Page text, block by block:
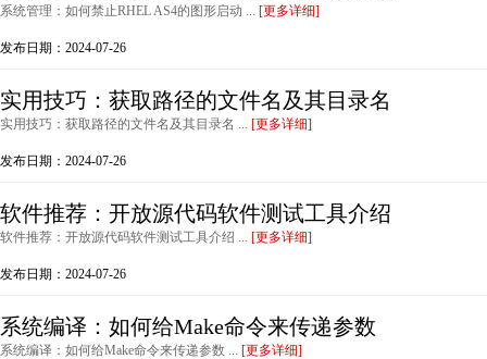
系统管理：如何禁止RHEL AS4的图形启动 ... [更多详细]
发布日期：2024-07-26
实用技巧：获取路径的文件名及其目录名
实用技巧：获取路径的文件名及其目录名 ... [更多详细]
发布日期：2024-07-26
软件推荐：开放源代码软件测试工具介绍
软件推荐：开放源代码软件测试工具介绍 ... [更多详细]
发布日期：2024-07-26
系统编译：如何给Make命令来传递参数
系统编译：如何给Make命令来传递参数 ... [更多详细]